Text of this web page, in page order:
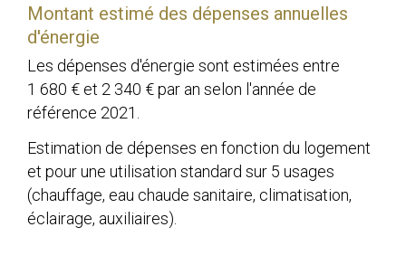
Montant estimé des dépenses annuelles
d'énergie
Les dépenses d'énergie sont estimées entre
1 680 € et 2 340 € par an selon l'année de
référence 2021.
Estimation de dépenses en fonction du logement
et pour une utilisation standard sur 5 usages
(chauffage, eau chaude sanitaire, climatisation,
éclairage, auxiliaires).